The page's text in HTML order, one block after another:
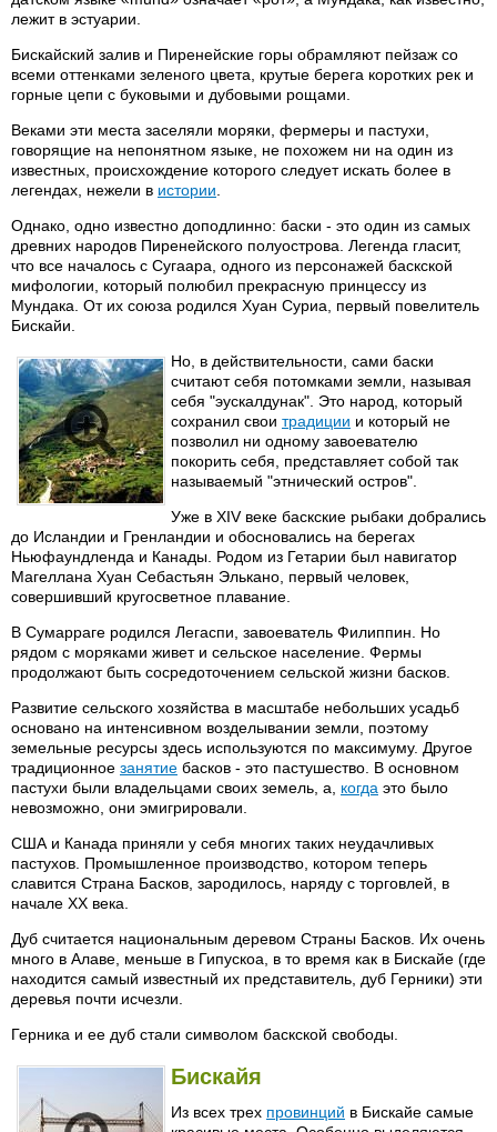
лежит в эстуарии.
Бискайский залив и Пиренейские горы обрамляют пейзаж со
всеми оттенками зеленого цвета, крутые берега коротких рек и
горные цепи с буковыми и дубовыми рощами.
Веками эти места заселяли моряки, фермеры и пастухи,
говорящие на непонятном языке, не похожем ни на один из
известных, происхождение которого следует искать более в
легендах, нежели в истории
Однако, одно известно доподлинно: баски - это один из самых
древних народов Пиренейского полуострова. Легенда гласит,
что все началось с Сугаара, одного из персонажей баскской
мифологии, который полюбил прекрасную принцессу из
Мундака. От их союза родился Хуан Суриа, первый повелитель
Бискайи.
Но, в действительности, сами баски
считают себя потомками земли, называя
себя "эускалдунак". Это народ, который
сохранил свои традиции и который не
позволил ни одному завоевателю
покорить себя, представляет собой так
называемый "этнический остров".
Уже в XIV веке баскские рыбаки добрались
до Исландии и Гренландии и обосновались на берегах
Ньюфаундленда и Канады. Родом из Гетарии был навигатор
Магеллана Хуан Себастьян Элькано, первый человек,
совершивший кругосветное плавание.
В Сумарраге родился Легаспи, завоеватель Филиппин. Но
рядом с моряками живет и сельское население. Фермы
продолжают быть сосредоточением сельской жизни басков.
Развитие сельского хозяйства в масштабе небольших усадьб
основано на интенсивном возделывании земли, поэтому
земельные ресурсы здесь используются по максимуму. Другое
традиционное занятие басков - это пастушество. В основном
пастухи были владельцами своих земель, а, когда это было
невозможно, они эмигрировали.
США и Канада приняли у себя многих таких неудачливых
пастухов. Промышленное производство, котором теперь
славится Страна Басков, зародилось, наряду с торговлей, в
начале XX века.
Дуб считается национальным деревом Страны Басков. Их очень
много в Алаве, меньше в Гипускоа, в то время как в Бискайе (где
находится самый известный их представитель, дуб Герники) эти
деревья почти исчезли.
Герника и ее дуб стали символом баскской свободы.
Бискайя
Из всех трех провинций в Бискайе самые